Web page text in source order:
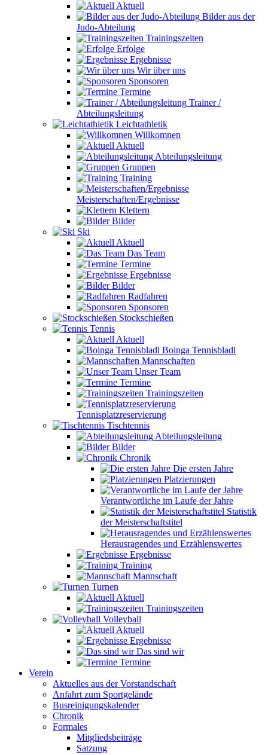
Aktuell
Bilder aus der
Judo-Abteilung
Trainingszeiten
Erfolge
Ergebnisse
Wir über uns
Sponsoren
Termine
Trainer /
Abteilungsleitung
Leichtathletik
Willkomnen
Aktuell
Abteilungsleitung
Gruppen
Training
Meisterschaften/Ergebnisse
Klettern
Bilder
Ski
Aktuell
Das Team
Termine
Ergebnisse
Bilder
Radfahren
Sponsoren
Stockschießen
Tennis
Aktuell
Boinga Tennisbladl
Mannschaften
Unser Team
Termine
Trainingszeiten
Tennisplatzreservierung
Tischtennis
Abteilungsleitung
Bilder
Chronik
Die ersten Jahre
Platzierungen
Verantwortliche im Laufe der Jahre
Statistik
der Meisterschaftstitel
Herausragendes und Erzählenswertes
Ergebnisse
Training
Mannschaft
Turnen
Aktuell
Trainingszeiten
Volleyball
Aktuell
Ergebnisse
Das sind wir
Termine
Verein
Aktuelles aus der Vorstandschaft
Anfahrt zum Sportgelände
Busreinigungskalender
Chronik
Formales
Mitgliedsbeiträge
Satzung